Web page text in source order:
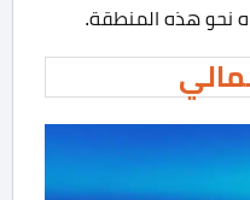
نحو هذه المنطقة.